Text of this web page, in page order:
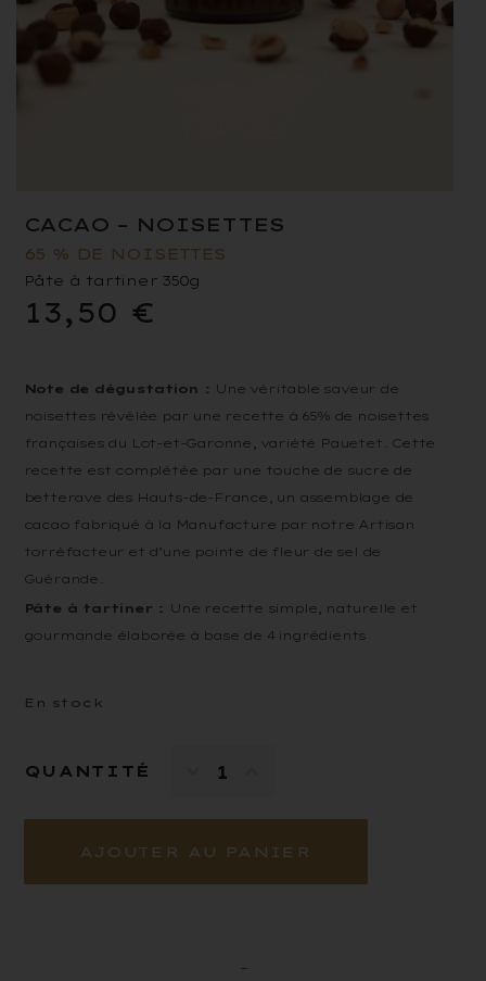
CACAO – NOISETTES
65 % DE NOISETTES
Pâte à tartiner 350g
13,50 €
Note de dégustation : Une véritable saveur de
noisettes révélée par une recette à 65% de noisettes
françaises du Lot-et-Garonne, variété Pauetet. Cette
recette est complétée par une touche de sucre de
betterave des Hauts-de-France, un assemblage de
cacao fabriqué à la Manufacture par notre Artisan
torréfacteur et d’une pointe de fleur de sel de
Guérande.
Pâte à tartiner :
Une recette simple, naturelle et
gourmande élaborée à base de 4 ingrédients
En stock
QUANTITÉ
AJOUTER AU PANIER
–